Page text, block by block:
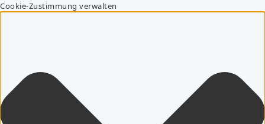
Cookie-Zustimmung verwalten